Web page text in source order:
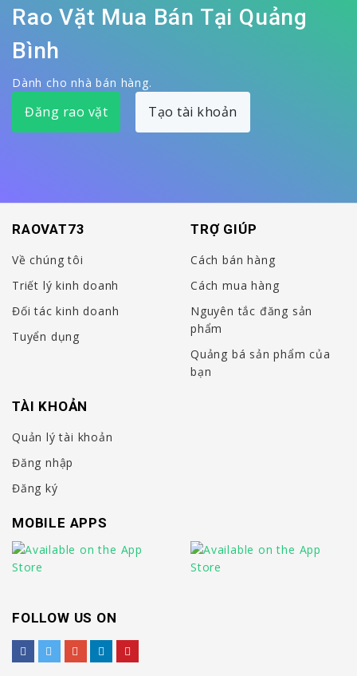
Rao Vặt Mua Bán Tại Quảng
Bình
Dành cho nhà bán hàng.
Đăng rao vặt Tạo tài khoản
RAOVAT73
Về chúng tôi
Triết lý kinh doanh
Đối tác kinh doanh
Tuyển dụng
TRỢ GIÚP
Cách bán hàng
Cách mua hàng
Nguyên tắc đăng sản
phẩm
Quảng bá sản phẩm của
bạn
TÀI KHOẢN
Quản lý tài khoản
Đăng nhập
Đăng ký
MOBILE APPS
FOLLOW US ON